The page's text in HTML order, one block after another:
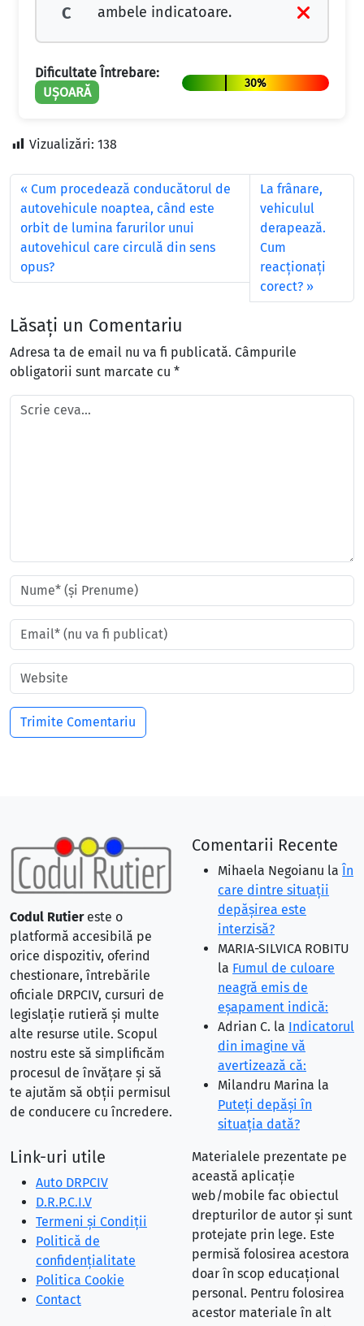
C ambele indicatoare.
Dificultate Întrebare:
UȘOARĂ
30%
Vizualizări: 138
Cum procedează conducătorul de
autovehicule noaptea, când este
orbit de lumina farurilor unui
autovehicul care circulă din sens
opus?
La frânare,
vehiculul
derapează.
Cum
reacţionaţi
corect?
Lăsați un Comentariu
Adresa ta de email nu va fi publicată. Câmpurile
obligatorii sunt marcate cu *
Codul Rutiereste o
platformă accesibilă pe
orice dispozitiv, oferind
chestionare, întrebările
oficiale DRPCIV, cursuri de
legislație rutieră și multe
alte resurse utile. Scopul
nostru este să simplificăm
procesul de învățare și să
te ajutăm să obții permisul
de conducere cu încredere.
Comentarii Recente
Mihaela Negoianu la În
care dintre situaţii
depăşirea este
interzisă?
MARIA-SILVICA ROBITU
la Fumul de culoare
neagră emis de
eşapament indică:
Adrian C. la Indicatorul
din imagine vă
avertizează că:
Milandru Marina la
Puteţi depăşi în
situaţia dată?
Link-uri utile
Auto DRPCIV
D.R.P.C.I.V
Termeni și Condiții
Politică de
confidențialitate
Politica Cookie
Contact
Materialele prezentate pe
această aplicație
web/mobile fac obiectul
drepturilor de autor și sunt
protejate prin lege. Este
permisă folosirea acestora
doar în scop educațional
personal. Pentru folosirea
acestor materiale în alt